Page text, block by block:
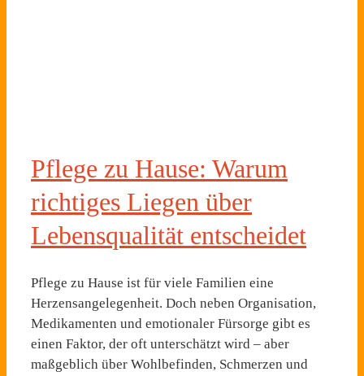
Pflege zu Hause: Warum
richtiges Liegen über
Lebensqualität entscheidet
Pflege zu Hause ist für viele Familien eine
Herzensangelegenheit. Doch neben Organisation,
Medikamenten und emotionaler Fürsorge gibt es
einen Faktor, der oft unterschätzt wird – aber
maßgeblich über Wohlbefinden, Schmerzen und